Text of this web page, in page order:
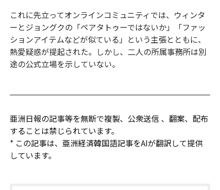
これに先立ってオンラインコミュニティでは、ウィンタ
ーとジョングクの「ペアタトゥーではないか」「ファッ
ションアイテムなどが似ている」という主張とともに、
熱愛疑惑が提起された。しかし、二人の所属事務所は別
途の公式立場を示していない。
亜洲日報の記事等を無断で複製、公衆送信 、翻案、配布
することは禁じられています。
* この記事は、亜洲経済韓国語記事をAIが翻訳して提供
しています。